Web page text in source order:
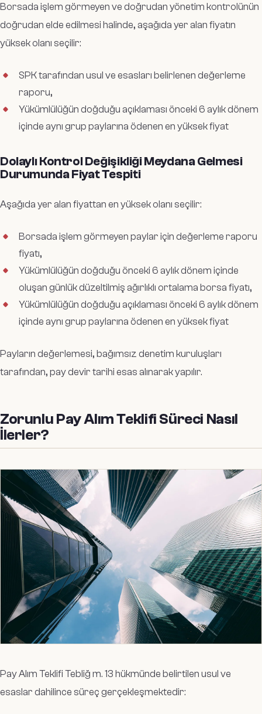
Borsada işlem görmeyen ve doğrudan yönetim kontrolünün
doğrudan elde edilmesi halinde, aşağıda yer alan fiyatın
yüksek olanı seçilir:
SPK tarafından usul ve esasları belirlenen değerleme
raporu,
Yükümlülüğün doğduğu açıklaması önceki 6 aylık dönem
içinde aynı grup paylarına ödenen en yüksek fiyat
Dolaylı Kontrol Değişikliği Meydana Gelmesi
Durumunda Fiyat Tespiti
Aşağıda yer alan fiyattan en yüksek olanı seçilir:
Borsada işlem görmeyen paylar için değerleme raporu
fiyatı,
Yükümlülüğün doğduğu önceki 6 aylık dönem içinde
oluşan günlük düzeltilmiş ağırlıklı ortalama borsa fiyatı,
Yükümlülüğün doğduğu açıklaması önceki 6 aylık dönem
içinde aynı grup paylarına ödenen en yüksek fiyat
Payların değerlemesi, bağımsız denetim kuruluşları
tarafından, pay devir tarihi esas alınarak yapılır.
Zorunlu Pay Alım Teklifi Süreci Nasıl
İlerler?
Pay Alım Teklifi Tebliğ m. 13 hükmünde belirtilen usul ve
esaslar dahilince süreç gerçekleşmektedir: